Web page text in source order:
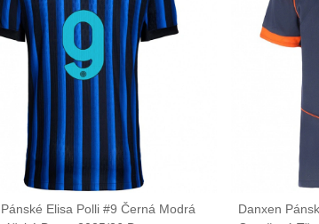
Elisa Polli #9 Černá Modrá
Danxen